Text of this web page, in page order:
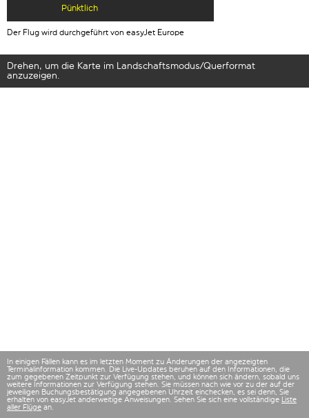
Pünktlich
Der Flug wird durchgeführt von easyJet Europe
Drehen, um die Karte im Landschaftsmodus/Querformat
anzuzeigen.
In einigen Fällen kann es im letzten Moment zu Änderungen der angezeigten
Terminalinformation kommen. Die Live-Updates beruhen auf den Informationen, die
zum gegebenen Zeitpunkt zur Verfügung stehen, und können sich ändern, sobald uns
weitere Informationen zur Verfügung stehen. Sie müssen nach wie vor zu der auf der
jeweiligen Buchungsbestätigung angegebenen Uhrzeit einchecken, es sei denn, Sie
erhalten von easyJet anderweitige Anweisungen. Sehen Sie sich eine vollständige Liste
aller Flüge an.